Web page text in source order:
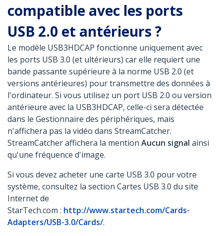
compatible avec les ports
USB 2.0 et antérieurs ?
Le modèle USB3HDCAP fonctionne uniquement avec
les ports USB 3.0 (et ultérieurs) car elle requiert une
bande passante supérieure à la norme USB 2.0 (et
versions antérieures) pour transmettre des données à
l'ordinateur. Si vous utilisez un port USB 2.0 ou version
antérieure avec la USB3HDCAP, celle-ci sera détectée
dans le Gestionnaire des périphériques, mais
n'affichera pas la vidéo dans StreamCatcher.
StreamCatcher affichera la mention Aucun signal ainsi
qu'une fréquence d'image.
Si vous devez acheter une carte USB 3.0 pour votre
système, consultez la section Cartes USB 3.0 du site
Internet de
StarTech.com : http://www.startech.com/Cards-
Adapters/USB-3.0/Cards/.